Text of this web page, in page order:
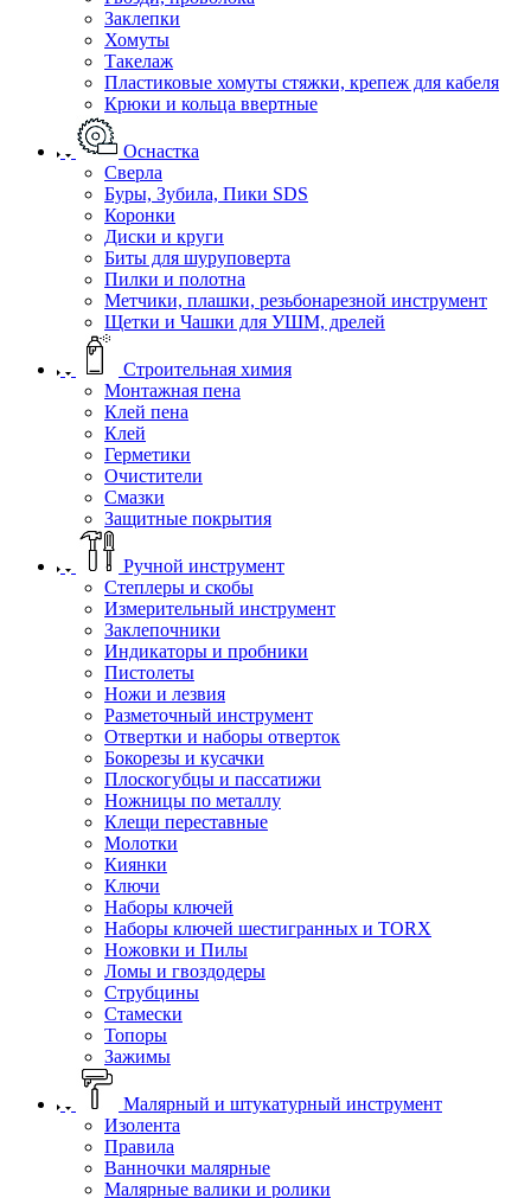
Заклепки
Хомуты
Такелаж
Пластиковые хомуты стяжки, крепеж для кабеля
Крюки и кольца ввертные
Оснастка
Сверла
Буры, Зубила, Пики SDS
Коронки
Диски и круги
Биты для шуруповерта
Пилки и полотна
Метчики, плашки, резьбонарезной инструмент
Щетки и Чашки для УШМ, дрелей
Строительная химия
Монтажная пена
Клей пена
Клей
Герметики
Очистители
Смазки
Защитные покрытия
Ручной инструмент
Степлеры и скобы
Измерительный инструмент
Заклепочники
Индикаторы и пробники
Пистолеты
Ножи и лезвия
Разметочный инструмент
Отвертки и наборы отверток
Бокорезы и кусачки
Плоскогубцы и пассатижи
Ножницы по металлу
Клещи переставные
Молотки
Киянки
Ключи
Наборы ключей
Наборы ключей шестигранных и TORX
Ножовки и Пилы
Ломы и гвоздодеры
Струбцины
Стамески
Топоры
Зажимы
Малярный и штукатурный инструмент
Изолента
Правила
Ванночки малярные
Малярные валики и ролики